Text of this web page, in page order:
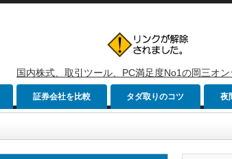
国内株式、取引ツール、PC満足度No1の岡三オ
証券会社を比較 タダ取りのコツ 夜